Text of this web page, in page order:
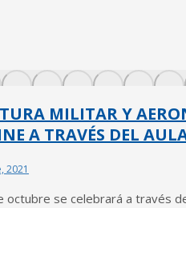
MILITAR Y
A TRAVÉS DEL
2021
octubre se celebrará a través